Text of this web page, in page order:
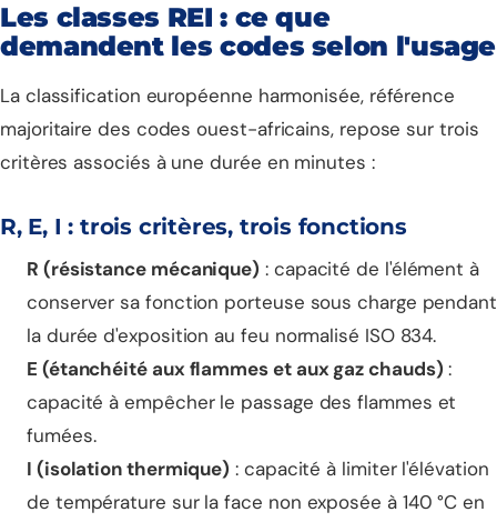
Les classes REI : ce que
demandent les codes selon l'usage
La classification européenne harmonisée, référence
majoritaire des codes ouest-africains, repose sur trois
critères associés à une durée en minutes :
R, E, I : trois critères, trois fonctions
R (résistance mécanique) : capacité de l'élément à
conserver sa fonction porteuse sous charge pendant
la durée d'exposition au feu normalisé ISO 834.
E (étanchéité aux flammes et aux gaz chauds) :
capacité à empêcher le passage des flammes et
fumées.
I (isolation thermique) : capacité à limiter l'élévation
de température sur la face non exposée à 140 °C en